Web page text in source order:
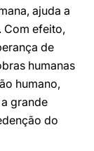
ajuda a
Com efeito,
de
humanas
humano,
grande
do